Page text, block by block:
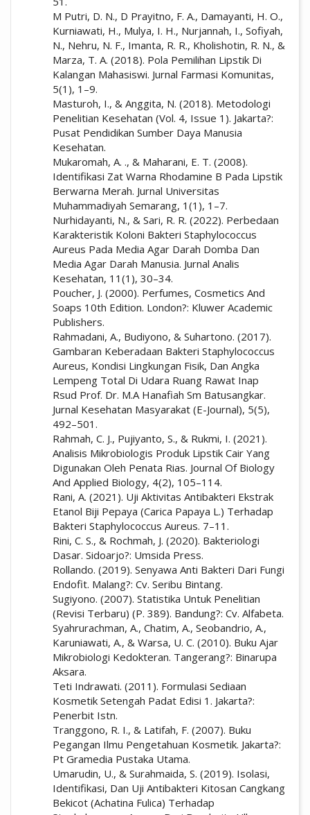
M Putri, D. N., D Prayitno, F. A., Damayanti, H. O.,
Kurniawati, H., Mulya, I. H., Nurjannah, I., Sofiyah,
N., Nehru, N. F., Imanta, R. R., Kholishotin, R. N., &
Marza, T. A. (2018). Pola Pemilihan Lipstik Di
Kalangan Mahasiswi. Jurnal Farmasi Komunitas,
5(1), 1–9.
Masturoh, I., & Anggita, N. (2018). Metodologi
Penelitian Kesehatan (Vol. 4, Issue 1). Jakarta?:
Pusat Pendidikan Sumber Daya Manusia
Kesehatan.
Mukaromah, A. ., & Maharani, E. T. (2008).
Identifikasi Zat Warna Rhodamine B Pada Lipstik
Berwarna Merah. Jurnal Universitas
Muhammadiyah Semarang, 1(1), 1–7.
Nurhidayanti, N., & Sari, R. R. (2022). Perbedaan
Karakteristik Koloni Bakteri Staphylococcus
Aureus Pada Media Agar Darah Domba Dan
Media Agar Darah Manusia. Jurnal Analis
Kesehatan, 11(1), 30–34.
Poucher, J. (2000). Perfumes, Cosmetics And
Soaps 10th Edition. London?: Kluwer Academic
Publishers.
Rahmadani, A., Budiyono, & Suhartono. (2017).
Gambaran Keberadaan Bakteri Staphylococcus
Aureus, Kondisi Lingkungan Fisik, Dan Angka
Lempeng Total Di Udara Ruang Rawat Inap
Rsud Prof. Dr. M.A Hanafiah Sm Batusangkar.
Jurnal Kesehatan Masyarakat (E-Journal), 5(5),
492–501.
Rahmah, C. J., Pujiyanto, S., & Rukmi, I. (2021).
Analisis Mikrobiologis Produk Lipstik Cair Yang
Digunakan Oleh Penata Rias. Journal Of Biology
And Applied Biology, 4(2), 105–114.
Rani, A. (2021). Uji Aktivitas Antibakteri Ekstrak
Etanol Biji Pepaya (Carica Papaya L.) Terhadap
Bakteri Staphylococcus Aureus. 7–11.
Rini, C. S., & Rochmah, J. (2020). Bakteriologi
Dasar. Sidoarjo?: Umsida Press.
Rollando. (2019). Senyawa Anti Bakteri Dari Fungi
Endofit. Malang?: Cv. Seribu Bintang.
Sugiyono. (2007). Statistika Untuk Penelitian
(Revisi Terbaru) (P. 389). Bandung?: Cv. Alfabeta.
Syahrurachman, A., Chatim, A., Seobandrio, A.,
Karuniawati, A., & Warsa, U. C. (2010). Buku Ajar
Mikrobiologi Kedokteran. Tangerang?: Binarupa
Aksara.
Teti Indrawati. (2011). Formulasi Sediaan
Kosmetik Setengah Padat Edisi 1. Jakarta?:
Penerbit Istn.
Tranggono, R. I., & Latifah, F. (2007). Buku
Pegangan Ilmu Pengetahuan Kosmetik. Jakarta?:
Pt Gramedia Pustaka Utama.
Umarudin, U., & Surahmaida, S. (2019). Isolasi,
Identifikasi, Dan Uji Antibakteri Kitosan Cangkang
Bekicot (Achatina Fulica) Terhadap